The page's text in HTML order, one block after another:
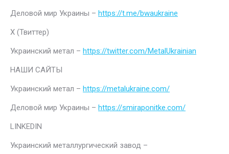
Деловой мир Украины – https://t.me/bwaukraine
Х (Твиттер)
Украинский метал – https://twitter.com/MetalUkrainian
НАШИ САЙТЫ
Украинский метал – https://metalukraine.com/
Деловой мир Украины – https://smiraponitke.com/
LINKEDIN
Украинский металлургический завод –